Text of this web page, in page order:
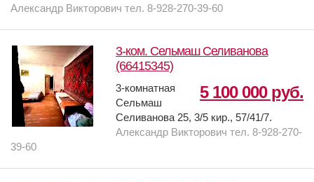
Александр Викторович тел. 8-928-270-39-60
3-ком. Сельмаш Селиванова
(66415345)
5 100 000 руб.
3-комнатная
Сельмаш
Селиванова 25, 3/5 кир., 57/41/7.
Александр Викторович тел. 8-928-270-
39-60